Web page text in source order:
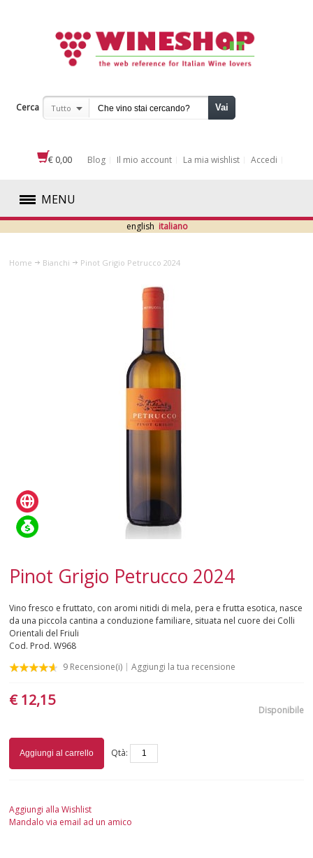
Cerca Tutto Vai
€ 0,00 Blog Il mio account La mia wishlist Accedi
MENU
ROSSI
BIANCHI
LOMBARDIA
MARCHE
SARDEGNA
VALLE D'AOSTA
ROSATI
english italiano
Home Bianchi Pinot Grigio Petrucco 2024
Pinot Grigio Petrucco 2024
Vino fresco e fruttato, con aromi nitidi di mela, pera e frutta esotica, nasce
da una piccola cantina a conduzione familiare, situata nel cuore dei Colli
Orientali del Friuli
Cod. Prod.W968
9 Recensione(i) Aggiungi la tua recensione
Disponibile
€ 12,15
Aggiungi al carrello Qtà:
Aggiungi alla Wishlist
Mandalo via email ad un amico